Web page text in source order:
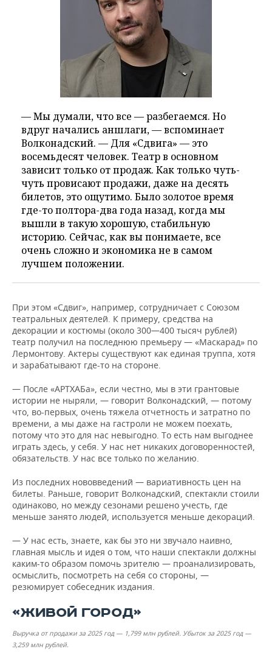
— Мы думали, что все — разбегаемся. Но
вдруг начались аншлаги, — вспоминает
Волконадский. — Для «Сдвига» — это
восемьдесят человек. Театр в основном
зависит только от продаж. Как только чуть-
чуть провисают продажи, даже на десять
билетов, это ощутимо. Было золотое время
где-то полтора-два года назад, когда мы
вышли в такую хорошую, стабильную
историю. Сейчас, как вы понимаете, все
очень сложно и экономика не в самом
лучшем положении.
При этом «Сдвиг», например, сотрудничает с Союзом
театральных деятелей. К примеру, средства на
декорации и костюмы (около 300—400 тысяч рублей)
театр получил на последнюю премьеру — «Маскарад» по
Лермонтову. Актеры существуют как единая труппа, хотя
и зарабатывают где-то на стороне.
— После «АРТХАБа», если честно, мы в эти грантовые
истории не ныряли, — говорит Волконадский, — потому
что, во-первых, очень тяжела отчетность и затратно по
времени, а мы даже на гастроли не можем поехать,
потому что это для нас невыгодно. То есть нам выгоднее
играть здесь, у себя. У нас нет никаких договоренностей,
обязательств. У нас все только по желанию.
Из последних нововведений — вариативность цен на
билеты. Раньше, говорит Волконадский, спектакли стоили
одинаково, но между сезонами решено учесть, где
меньше занято людей, используется меньше декораций.
— У нас есть, знаете, как бы это ни звучало наивно,
главная мысль и идея о том, что наши спектакли должны
каким-то образом помочь зрителю — проанализировать,
осмыслить, посмотреть на себя со стороны, —
резюмирует собеседник издания.
«ЖИВОЙ ГОРОД»
Выручка от продажи за 2025 год — 1,799 млн рублей . Убыток за 2025 год —
3,259 млн рублей